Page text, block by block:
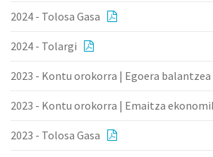
2024 - Tolosa Gasa
2024 - Tolargi
2023 - Kontu orokorra | Egoera balantzea
2023 - Kontu orokorra | Emaitza
2023 - Tolosa Gasa